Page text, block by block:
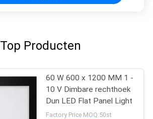
Top Producten
60 W 600 x 1200 MM 1 -
10 V Dimbare rechthoek
Dun LED Flat Panel Light
Factory Price MOQ:50st